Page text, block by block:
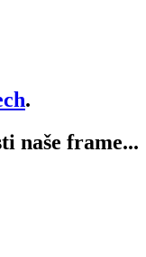
.
naše frame...